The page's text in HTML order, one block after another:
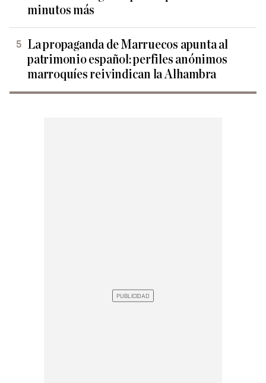
minutos más
La propaganda de Marruecos apunta al
patrimonio español: perfiles anónimos
marroquíes reivindican la Alhambra